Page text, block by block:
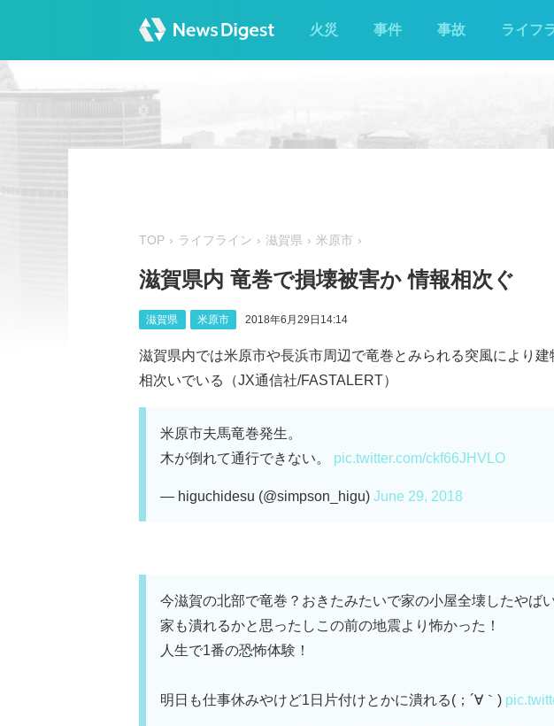
火災 事件 事故 ライフ
TOP ライフライン 滋賀県 米原市
滋賀県内 竜巻で損壊被害か 情報相次ぐ
滋賀県 米原市 2018年6月29日14:14
滋賀県内では米原市や長浜市周辺で竜巻とみられる突風により
相次いでいる（JX通信社/FASTALERT）
米原市夫馬竜巻発生。
木が倒れて通行できない。 pic.twitter.com/ckf66JHVLO
— higuchidesu (@simpson_higu) June 29, 2018
今滋賀の北部で竜巻？おきたみたいで家の小屋全壊したやば
家も潰れるかと思ったしこの前の地震より怖かった！
人生で1番の恐怖体験！
明日も仕事休みやけど1日片付けとかに潰れる(；´∀｀)